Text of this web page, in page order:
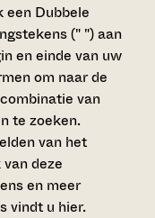
een Dubbele
(" ")aan
en einde van uw
om naar de
van
te zoeken.
van het
deze
en meer
vindt u hier.